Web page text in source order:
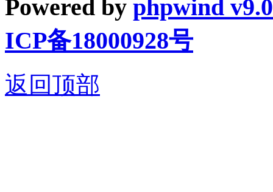
Powered by phpwind
ICP备18000928号
返回顶部